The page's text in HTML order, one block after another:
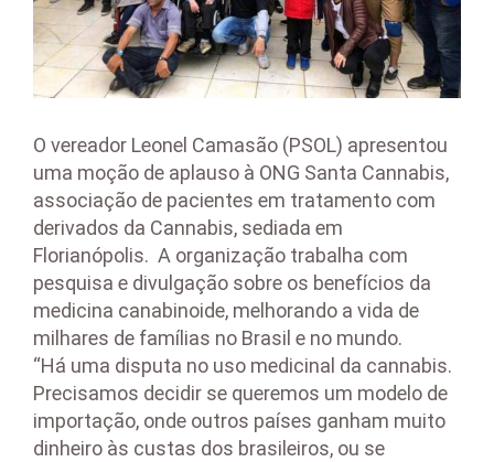
O vereador Leonel Camasão (PSOL) apresentou
uma moção de aplauso à ONG Santa Cannabis,
associação de pacientes em tratamento com
derivados da Cannabis, sediada em
Florianópolis. A organização trabalha com
pesquisa e divulgação sobre os benefícios da
medicina canabinoide, melhorando a vida de
milhares de famílias no Brasil e no mundo.
“Há uma disputa no uso medicinal da cannabis.
Precisamos decidir se queremos um modelo de
importação, onde outros países ganham muito
dinheiro às custas dos brasileiros, ou se